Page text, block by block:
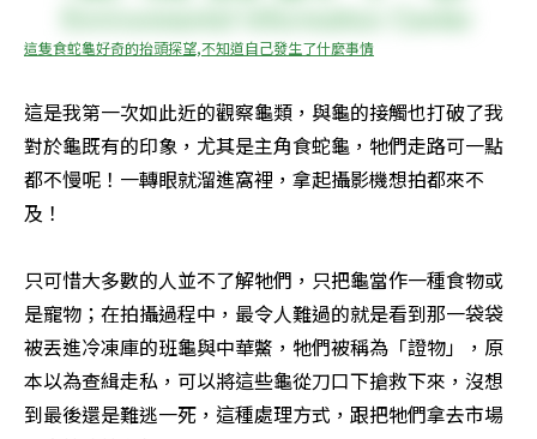
這隻食蛇龜好奇的抬頭探望,不知道自己發生了什麼事情
這是我第一次如此近的觀察龜類，與龜的接觸也打破了我
對於龜既有的印象，尤其是主角食蛇龜，牠們走路可一點
都不慢呢！一轉眼就溜進窩裡，拿起攝影機想拍都來不
及！
只可惜大多數的人並不了解牠們，只把龜當作一種食物或
是寵物；在拍攝過程中，最令人難過的就是看到那一袋袋
被丟進冷凍庫的班龜與中華鱉，牠們被稱為「證物」，原
本以為查緝走私，可以將這些龜從刀口下搶救下來，沒想
到最後還是難逃一死，這種處理方式，跟把牠們拿去市場